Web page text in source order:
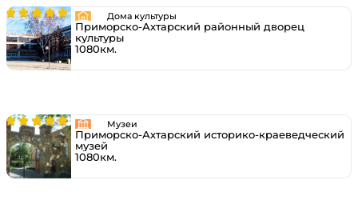
Дома культуры
Приморско-Ахтарский районный дворец
культуры
1080км.
Музеи
Приморско-Ахтарский историко-краеведческий
музей
1080км.